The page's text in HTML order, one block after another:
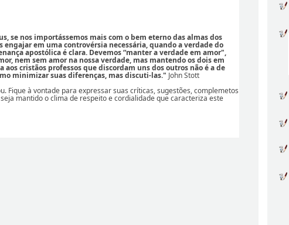
se nos importássemos mais com o bem eterno das almas dos
engajar em uma controvérsia necessária, quando a verdade do
apostólica é clara. Devemos “manter a verdade em amor",
nem sem amor na nossa verdade, mas mantendo os dois em
cristãos professos que discordam uns dos outros não é a de
minimizar suas diferenças, mas discuti-las." John Stott
Fique à vontade para expressar suas críticas, sugestões, complemetos
mantido o clima de respeito e cordialidade que caracteriza este